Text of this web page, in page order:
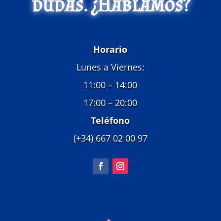
Horario
Lunes a Viernes:
11:00 – 14:00
17:00 – 20:00
Teléfono
(+34) 667 02 00 97